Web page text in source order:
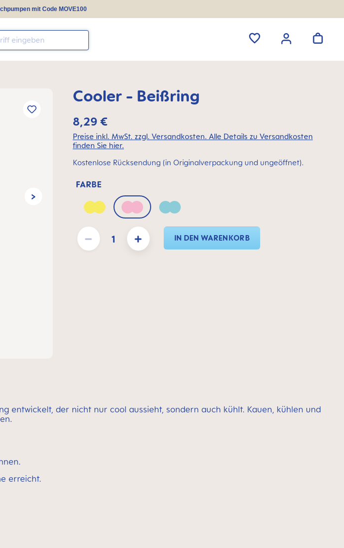
mit Code MOVE100
Cooler - Beißring
8,29 €
Preise inkl. MwSt. zzgl. Versandkosten. Alle Details zu Versandkosten
finden Sie hier.
Kostenlose Rücksendung (in Originalverpackung und ungeöffnet).
FARBE
Peach Quartz Rose
Sage
Produkt Anzahl: Gib den gewünschten Wert ein oder benutze die Schaltflächen um die Anzahl zu
IN DEN WARENKORB
entwickelt, der nicht nur cool aussieht, sondern auch kühlt. Kauen, kühlen und
erreicht.